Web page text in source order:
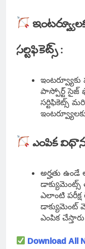
సర్టిఫికెట్స్ :
పాస్పోర్ట్ సైజ్
సర్టిఫికెట్స్
ఎంపిక
అర్హతు ఉండే
ఎలాంటి
డాక్యుమెంట్
ఎంపిక
Download All